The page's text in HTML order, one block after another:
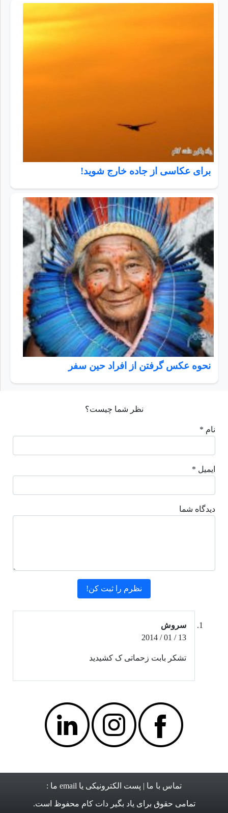
برای عکاسی از جاده خارج شوید!
نحوه عکس گرفتن از افراد حین سفر
نظر شما چیست؟
نام *
ایمیل *
دیدگاه شما
سروش
13 / 01 / 2014
تشکر بابت زحماتی ک کشیدید
تماس با ما | پست الکترونیکی یا email ما :
تمامی حقوق برای یاد بگیر دات کام محفوظ است.